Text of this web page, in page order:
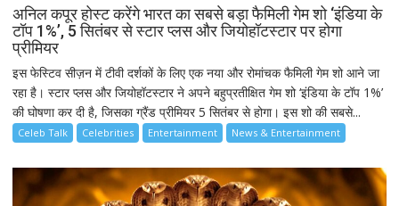
अनिल कपूर होस्ट करेंगे भारत का सबसे बड़ा फैमिली गेम शो ‘इंडिया के
टॉप 1%’, 5 सितंबर से स्टार प्लस और जियोहॉटस्टार पर होगा
प्रीमियर
इस फेस्टिव सीज़न में टीवी दर्शकों के लिए एक नया और रोमांचक फैमिली गेम शो आने जा
रहा है। स्टार प्लस और जियोहॉटस्टार ने अपने बहुप्रतीक्षित गेम शो ‘इंडिया के टॉप 1%’
की घोषणा कर दी है, जिसका ग्रैंड प्रीमियर 5 सितंबर से होगा। इस शो की सबसे...
Celeb Talk Celebrities Entertainment News & Entertainment